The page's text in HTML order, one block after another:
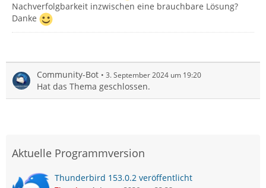
Nachverfolgbarkeit inzwischen eine brauchbare Lösung?
Danke
Community-Bot 3. September 2024 um 19:20
Hat das Thema geschlossen.
Aktuelle Programmversion
Thunderbird 153.0.2 veröffentlicht